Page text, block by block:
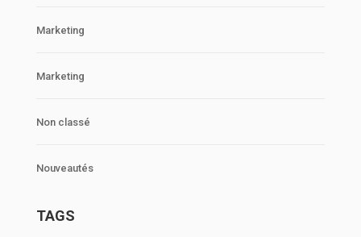
Marketing
Marketing
Non classé
Nouveautés
TAGS